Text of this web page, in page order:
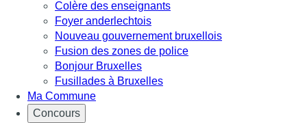
Colère des enseignants
Foyer anderlechtois
Nouveau gouvernement bruxellois
Fusion des zones de police
Bonjour Bruxelles
Fusillades à Bruxelles
Ma Commune
Concours